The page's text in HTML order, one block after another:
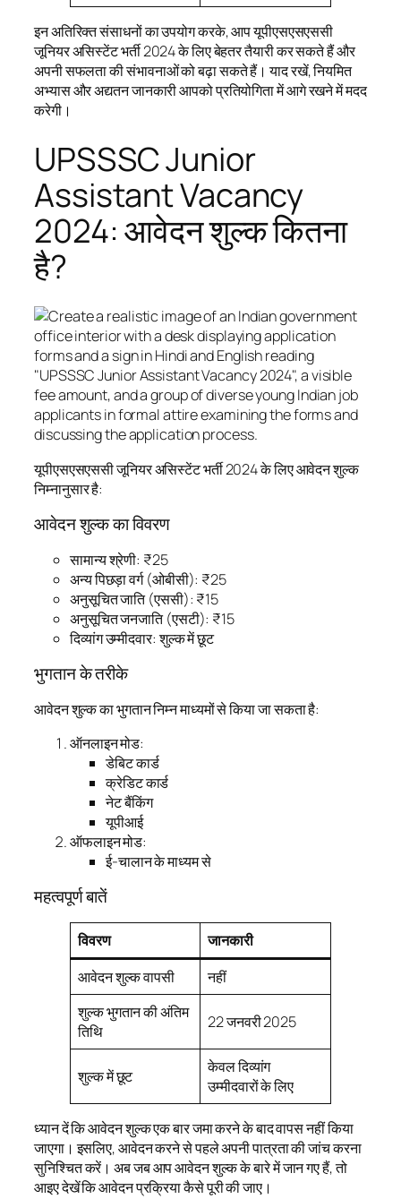
इन अतिरिक्त संसाधनों का उपयोग करके, आप यूपीएसएसएससी
जूनियर असिस्टेंट भर्ती 2024 के लिए बेहतर तैयारी कर सकते हैं और
अपनी सफलता की संभावनाओं को बढ़ा सकते हैं। याद रखें, नियमित
अभ्यास और अद्यतन जानकारी आपको प्रतियोगिता में आगे रखने में मदद
करेगी।
UPSSSC Junior
Assistant Vacancy
2024: आवेदन शुल्क कितना
है?
यूपीएसएसएससी जूनियर असिस्टेंट भर्ती 2024 के लिए आवेदन शुल्क
निम्नानुसार है:
आवेदन शुल्क का विवरण
सामान्य श्रेणी: ₹25
अन्य पिछड़ा वर्ग (ओबीसी): ₹25
अनुसूचित जाति (एससी): ₹15
अनुसूचित जनजाति (एसटी): ₹15
दिव्यांग उम्मीदवार: शुल्क में छूट
भुगतान के तरीके
आवेदन शुल्क का भुगतान निम्न माध्यमों से किया जा सकता है:
ऑनलाइन मोड:
डेबिट कार्ड
क्रेडिट कार्ड
नेट बैंकिंग
यूपीआई
ऑफलाइन मोड:
ई-चालान के माध्यम से
महत्वपूर्ण बातें
विवरण
जानकारी
आवेदन शुल्क वापसी
नहीं
शुल्क भुगतान की अंतिम
तिथि
22 जनवरी 2025
शुल्क में छूट
केवल दिव्यांग
उम्मीदवारों के लिए
ध्यान दें कि आवेदन शुल्क एक बार जमा करने के बाद वापस नहीं किया
जाएगा। इसलिए, आवेदन करने से पहले अपनी पात्रता की जांच करना
सुनिश्चित करें। अब जब आप आवेदन शुल्क के बारे में जान गए हैं, तो
आइए देखें कि आवेदन प्रक्रिया कैसे पूरी की जाए।